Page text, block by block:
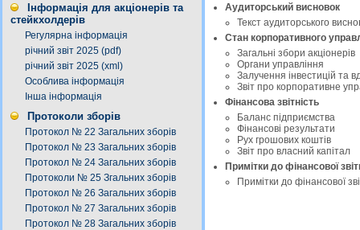
Інформація для акціонерів та
стейкхолдерів
Регулярна інформація
річний звіт 2025 (pdf)
річний звіт 2025 (xml)
Особлива інформація
Інша інформація
Протоколи зборів
Протокол № 22 Загальних зборів
Протокол № 23 Загальних зборів
Протокол № 24 Загальних зборів
Протоколи № 25 Згальних зборів
Протокол № 26 Загальних зборів
Протокол № 27 Загальних зборів
Протокол № 28 Загальних зборів
Аудиторський висновок
Текст аудиторського
Стан корпоративного
Загальні збори акціонерів
Органи управління
Залучення інвестицій та
Звіт про корпоративне
Фінансова звітність
Баланс підприємства
Фінансові результати
Рух грошових коштів
Звіт про власний капітал
Примітки до фінансової
Примітки до фінансової